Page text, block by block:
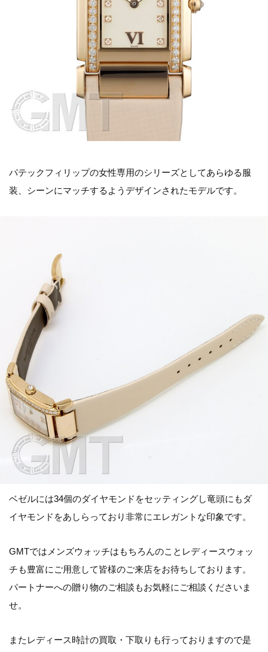
パテックフィリップの女性専用のシリーズとしてあらゆる服
装、シーンにマッチするようデザインされたモデルです。
ベゼルには34個のダイヤモンドをセッティングし竜頭にもダ
イヤモンドをあしらっており非常にエレガントな印象です。
GMTではメンズウォッチはもちろんのことレディースウォッ
チも豊富にご用意して皆様のご来店をお待ちしております。
パートナーへの贈り物のご相談もお気軽にご相談くださいま
せ。
またレディース時計の買取・下取りも行っておりますので是